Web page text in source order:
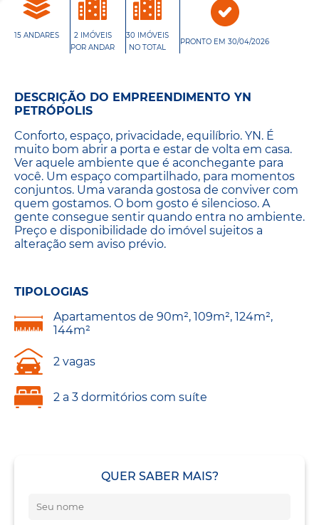
15 ANDARES
2 IMÓVEIS
POR ANDAR
30 IMÓVEIS
NO TOTAL
PRONTO EM 30/04/2026
DESCRIÇÃO DO EMPREENDIMENTO YN
PETRÓPOLIS
Conforto, espaço, privacidade, equilíbrio. YN. É
muito bom abrir a porta e estar de volta em casa.
Ver aquele ambiente que é aconchegante para
você. Um espaço compartilhado, para momentos
conjuntos. Uma varanda gostosa de conviver com
quem gostamos. O bom gosto é silencioso. A
gente consegue sentir quando entra no ambiente.
Preço e disponibilidade do imóvel sujeitos a
alteração sem aviso prévio.
TIPOLOGIAS
Apartamentos de 90m², 109m², 124m²,
144m²
2 vagas
2 a 3 dormitórios com suíte
QUER SABER MAIS?